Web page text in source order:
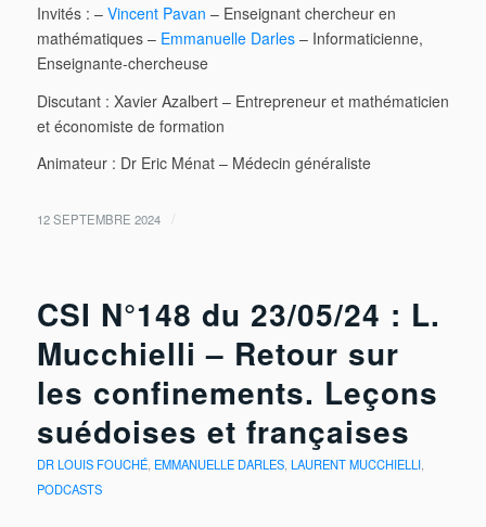
Invités : – Vincent Pavan – Enseignant chercheur en
mathématiques – Emmanuelle Darles– Informaticienne,
Enseignante-chercheuse
Discutant : Xavier Azalbert – Entrepreneur et mathématicien
et économiste de formation
Animateur : Dr Eric Ménat – Médecin généraliste
12 SEPTEMBRE 2024 /
CSI N°148 du 23/05/24 : L.
Mucchielli – Retour sur
les confinements. Leçons
suédoises et françaises
DR LOUIS FOUCHÉ, EMMANUELLE DARLES, LAURENT MUCCHIELLI,
PODCASTS